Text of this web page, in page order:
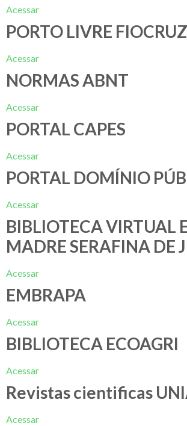
Acessar
PORTO LIVRE FIOCRUZ
Acessar
NORMAS ABNT
Acessar
PORTAL CAPES
Acessar
PORTAL DOMÍNIO
Acessar
BIBLIOTECA VIRTUAL
MADRE SERAFINA DE
Acessar
EMBRAPA
Acessar
BIBLIOTECA ECOAGRI
Acessar
Revistas cientificas
Acessar